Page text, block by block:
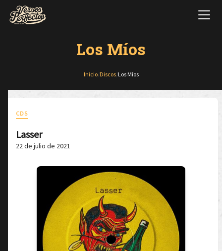
Los Míos
Inicio/ Discos/ Los Míos
CDS
Lasser
22 de julio de 2021